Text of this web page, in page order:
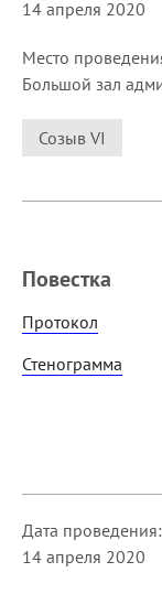
14 апреля 2020
Место
Большой зал
Созыв VI
Повестка
Протокол
Стенограмма
Дата проведения:
14 апреля 2020